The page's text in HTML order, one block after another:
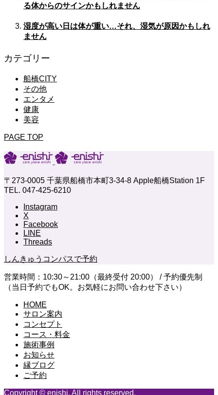
る体からのサインかもしれません
湿度が高い日は体が重い…それ、湿気が原因かもしれ
ません
カテゴリー
船橋CITY
その他
エンタメ
健康
美容
PAGE TOP
〒273-0005 千葉県船橋市本町3-34-8 Apple船橋Station 1F
TEL. 047-425-6210
Instagram
X
Facebook
LINE
Threads
しんきゅうコンパスで予約
営業時間：10:30～21:00（最終受付 20:00） / 予約優先制
（当日予約でもOK。お気軽にお問い合わせ下さい）
HOME
サロン案内
コンセプト
コース・料金
施術事例
お知らせ
縁ブログ
ご予約
Copyright © enishi. All rights reserved.